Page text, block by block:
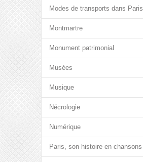
Modes de transports dans Paris
Montmartre
Monument patrimonial
Musées
Musique
Nécrologie
Numérique
Paris, son histoire en chansons